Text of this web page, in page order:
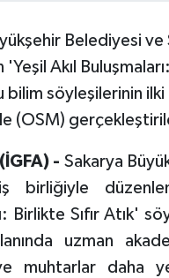
Belediyesi ve
Akıl
bilim söyleşilerinin
(OSM)
- Sakarya
birliğiyle
Birlikte Sıfır Atık'
uzman
muhtarlar daha